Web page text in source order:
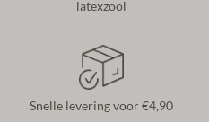
latexzool
Snelle levering voor €4,90